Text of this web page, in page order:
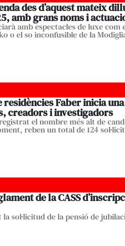
des d’aquest mateix
amb grans noms i
amb espectacles de luxe com
o el so inconfusible de la
Faber inicia
creadors i investigadors
el nombre més alt de
reben un total de 124
de la CASS
la sol·licitud de la pensió de